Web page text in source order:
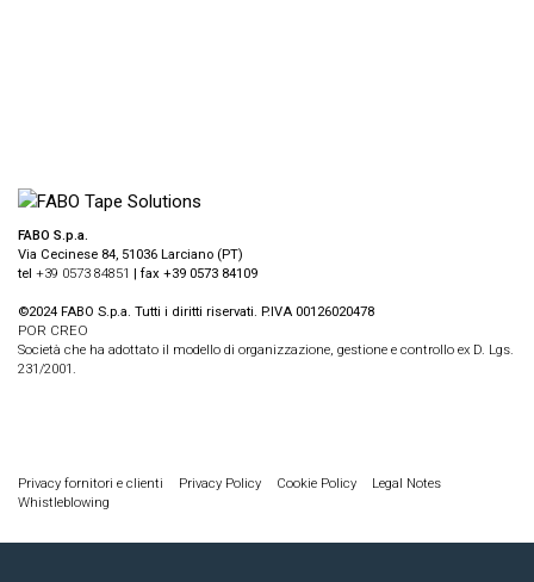
FABO S.p.a.
Via Cecinese 84, 51036 Larciano (PT)
tel +39 0573 84851 | fax +39 0573 84109
©2024 FABO S.p.a. Tutti i diritti riservati. P.IVA 00126020478
POR CREO
Società che ha adottato il modello di organizzazione, gestione e controllo ex D. Lgs.
231/2001.
Privacy fornitori e clienti Privacy Policy Cookie Policy
Legal Notes
Whistleblowing